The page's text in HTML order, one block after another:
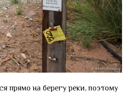
прямо на берегу реки, поэтому